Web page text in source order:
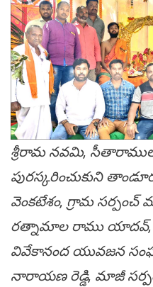
శ్రీరామ న‌వ‌మి,
పుర‌స్క‌రించుకుని
వెంక‌టేశం, గ్రామ స‌ర్పంచ్
ర‌త్నామాల రాము యాద‌వ్,
వివేకానంద యువ‌జ‌న
నారాయ‌ణ రెడ్డి, మాజీ